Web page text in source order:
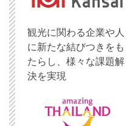
観光に関わる企業や人
に新たな結びつきをも
たらし、様々な課題解
決を実現